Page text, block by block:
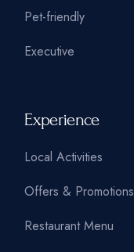
Pet-friendly
Executive
Experience
Local Activities
Offers & Promotions
Restaurant Menu